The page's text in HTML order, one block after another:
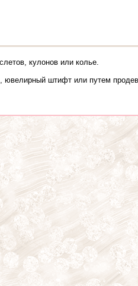
кулонов или колье.
ювелирный штифт или путем